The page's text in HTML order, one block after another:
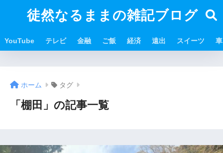
徒然なるままの雑記ブログ
YouTube テレビ 金融 ご飯 経済 遠出 スイーツ 車
ホーム タグ
「棚田」の記事一覧